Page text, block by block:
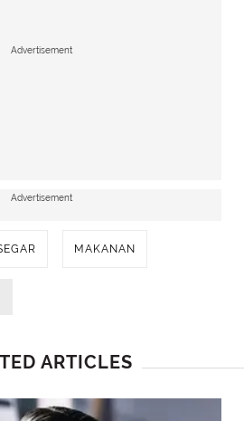
Advertisement
Advertisement
MAKANAN
ARTICLES